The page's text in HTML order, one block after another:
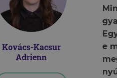
Kovács-Kacsur
Adrienn
e